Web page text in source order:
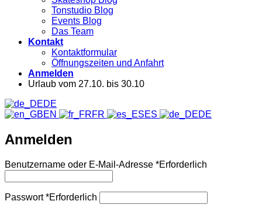
Tonstudio Blog
Events Blog
Das Team
Kontakt
Kontaktformular
Öffnungszeiten und Anfahrt
Anmelden
Urlaub vom 27.10. bis 30.10
DE
EN
FR ES DE
Anmelden
Benutzername oder E-Mail-Adresse *Erforderlich
Passwort*Erforderlich